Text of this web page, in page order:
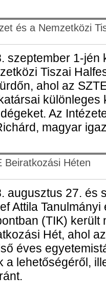
és a Nemzetközi
szeptember 1-jén
Tiszai
ahol az
különleges
Az
magyar
Beiratkozási Héten
augusztus 27. és
Attila Tanulmányi
(TIK) került
Hét, ahol
éves
a lehetőségéről,